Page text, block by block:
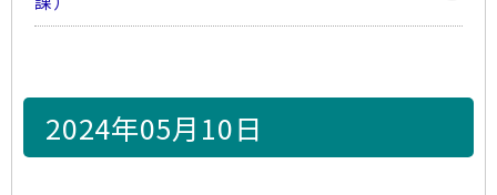
2024年05月10日